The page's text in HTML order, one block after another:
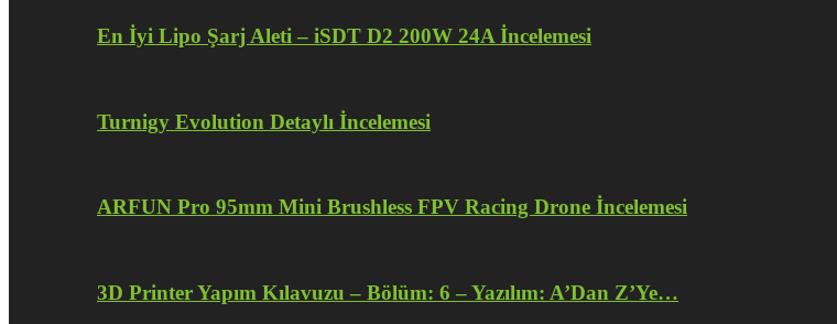
En İyi Lipo Şarj Aleti – iSDT D2 200W 24A İncelemesi
Turnigy Evolution Detaylı İncelemesi
ARFUN Pro 95mm Mini Brushless FPV Racing Drone İncelemesi
3D Printer Yapım Kılavuzu – Bölüm: 6 – Yazılım: A’Dan Z’Ye…